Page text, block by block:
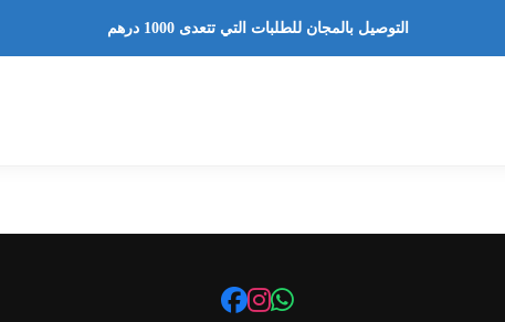
التوصيل بالمجان للطلبات التي تتعدى 1000 درهم